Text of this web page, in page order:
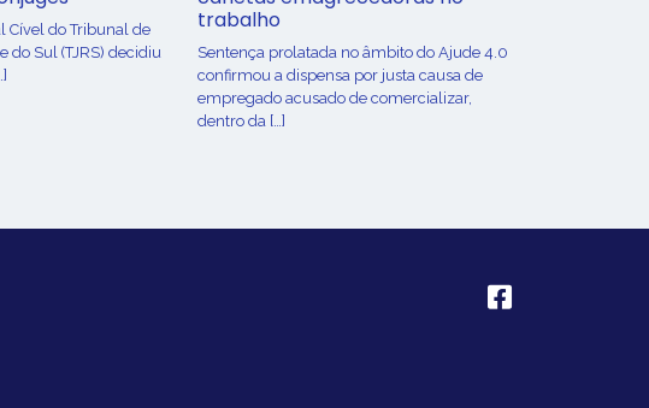
Cível do Tribunal de
do Sul (TJRS) decidiu
trabalho
Sentença prolatada no âmbito do Ajude 4.0
confirmou a dispensa por justa causa de
empregado acusado de comercializar,
dentro da […]